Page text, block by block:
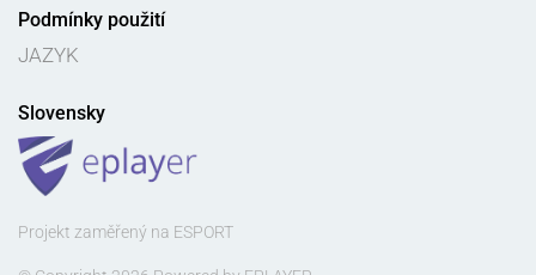
Podmínky použití
JAZYK
Slovensky
Projekt zaměřený na ESPORT